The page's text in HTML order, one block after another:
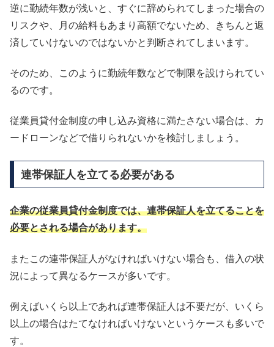
逆に勤続年数が浅いと、すぐに辞められてしまった場合の
リスクや、月の給料もあまり高額でないため、きちんと返
済していけないのではないかと判断されてしまいます。
そのため、このように勤続年数などで制限を設けられてい
るのです。
従業員貸付金制度の申し込み資格に満たさない場合は、カ
ードローンなどで借りられないかを検討しましょう。
連帯保証人を立てる必要がある
企業の従業員貸付金制度では、連帯保証人を立てることを
必要とされる場合があります。
またこの連帯保証人がなければいけない場合も、借入の状
況によって異なるケースが多いです。
例えばいくら以上であれば連帯保証人は不要だが、いくら
以上の場合はたてなければいけないというケースも多いで
す。